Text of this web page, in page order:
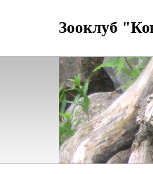
Зооклуб